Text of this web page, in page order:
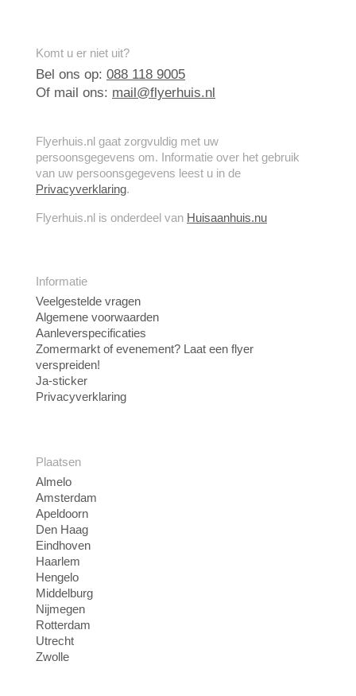
Komt u er niet uit?
Bel ons op: 088 118 9005
Of mail ons: mail@flyerhuis.nl
Flyerhuis.nl gaat zorgvuldig met uw
persoonsgegevens om. Informatie over het gebruik
van uw persoonsgegevens leest u in de
Privacyverklaring.
Flyerhuis.nl is onderdeel van Huisaanhuis.nu
Informatie
Veelgestelde vragen
Algemene voorwaarden
Aanleverspecificaties
Zomermarkt of evenement? Laat een flyer
verspreiden!
Ja-sticker
Privacyverklaring
Plaatsen
Almelo
Amsterdam
Apeldoorn
Den Haag
Eindhoven
Haarlem
Hengelo
Middelburg
Nijmegen
Rotterdam
Utrecht
Zwolle